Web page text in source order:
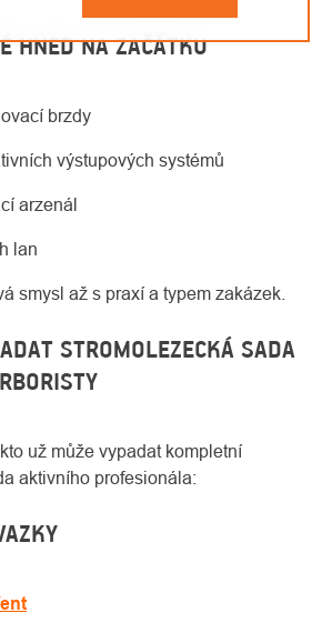
HNED NA ZAČÁTKU
brzdy
výstupových systémů
arzenál
lan
smysl až s praxí a typem zakázek.
STROMOLEZECKÁ SADA
už může vypadat kompletní
aktivního profesionála: